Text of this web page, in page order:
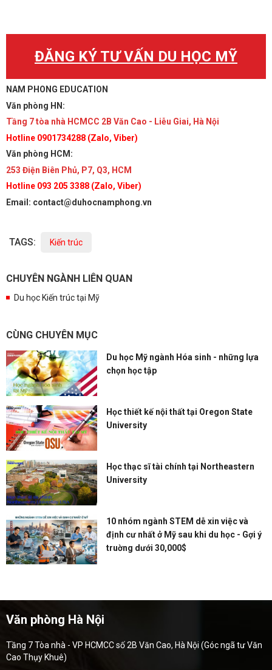
ĐĂNG KÝ TƯ VẤN DU HỌC MỸ
NAM PHONG EDUCATION
Văn phòng HN:
Tầng 7 tòa nhà HCMCC 2B Văn Cao - Liễu Giai, Hà Nội
Hotline 0901734288 (Zalo, Viber)
Văn phòng HCM:
253 Điện Biên Phủ, P7, Q3, HCM
Hotline 093 205 3388 (Zalo, Viber)
Email: contact@duhocnamphong.vn
TAGS: Kiến trúc
CHUYÊN NGÀNH LIÊN QUAN
Du học Kiến trúc tại Mỹ
CÙNG CHUYÊN MỤC
Du học Mỹ ngành Hóa sinh - những lựa
chọn học tập
Học thiết kế nội thất tại Oregon State
University
Học thạc sĩ tài chính tại Northeastern
University
10 nhóm ngành STEM dễ xin việc và
định cư nhất ở Mỹ sau khi du học - Gợi ý
truờng dưới 30,000$
Văn phòng Hà Nội
Tầng 7 Tòa nhà - VP HCMCC số 2B Văn Cao, Hà Nội (Góc ngã tư Văn
Cao Thụy Khuê)